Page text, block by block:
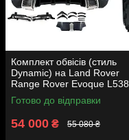
Комплект обвісів (стиль
Dynamic) на Land Rover
Range Rover Evoque L538
2011-2015 року
Готово до відправки
54 000 ₴ 55 080 ₴